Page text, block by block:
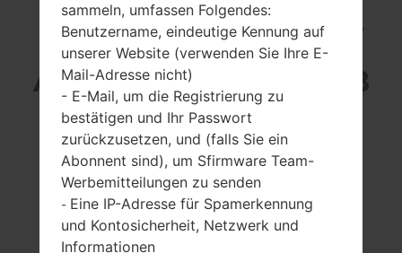
SAMSUNG SM-T805W
AUS DER GALAXY TAB
S 10.5 SERIE
10.5 Zoll (~73%
sammeln, umfassen Folgendes:
Benutzername, eindeutige Kennung auf
unserer Website (verwenden Sie Ihre E-
Mail-Adresse nicht)
- E-Mail, um die Registrierung zu
bestätigen und Ihr Passwort
zurückzusetzen, und (falls Sie ein
Abonnent sind), um Sfirmware Team-
Werbemitteilungen zu senden
- Eine IP-Adresse für Spamerkennung
und Kontosicherheit, Netzwerk und
Informationen